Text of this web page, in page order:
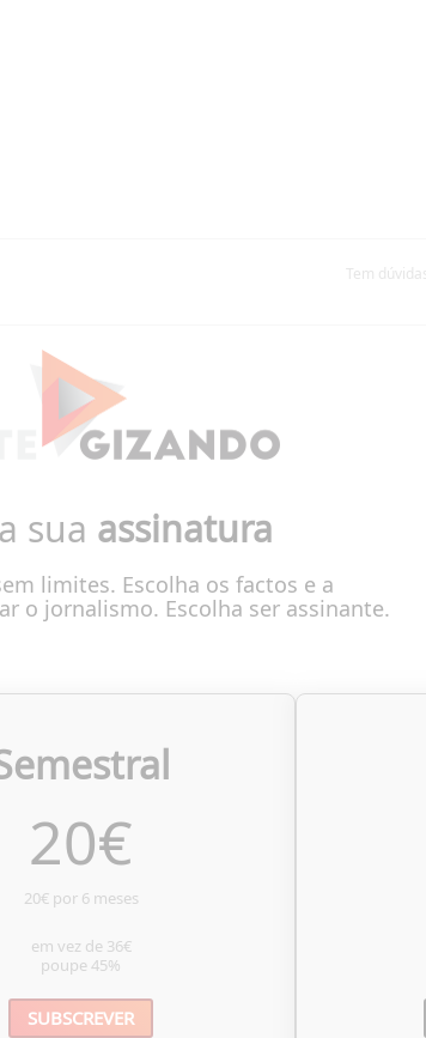
Tem
sua assinatura
limites. Escolha os factos e a
o jornalismo. Escolha ser assinante.
20€
20€ por 6 meses
em vez de 36€
poupe45%
SUBSCREVER